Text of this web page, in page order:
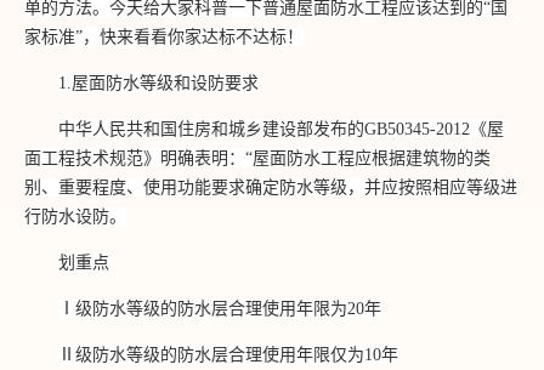
单的方法。今天给大家科普一下普通屋面防水工程应该达到的“国
家标准”，快来看看你家达标不达标！
1.屋面防水等级和设防要求
中华人民共和国住房和城乡建设部发布的GB50345-2012《屋
面工程技术规范》明确表明：“屋面防水工程应根据建筑物的类
别、重要程度、使用功能要求确定防水等级，并应按照相应等级进
行防水设防。
划重点
Ⅰ级防水等级的防水层合理使用年限为20年
Ⅱ级防水等级的防水层合理使用年限仅为10年